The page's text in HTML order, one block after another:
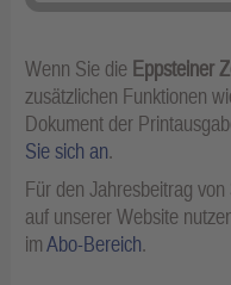
Wenn Sie die Eppsteiner
zusätzlichen Funktionen
Dokument der
Sie sich an.
Für den Jahresbeitrag
auf unserer Website
imAbo-Bereich.